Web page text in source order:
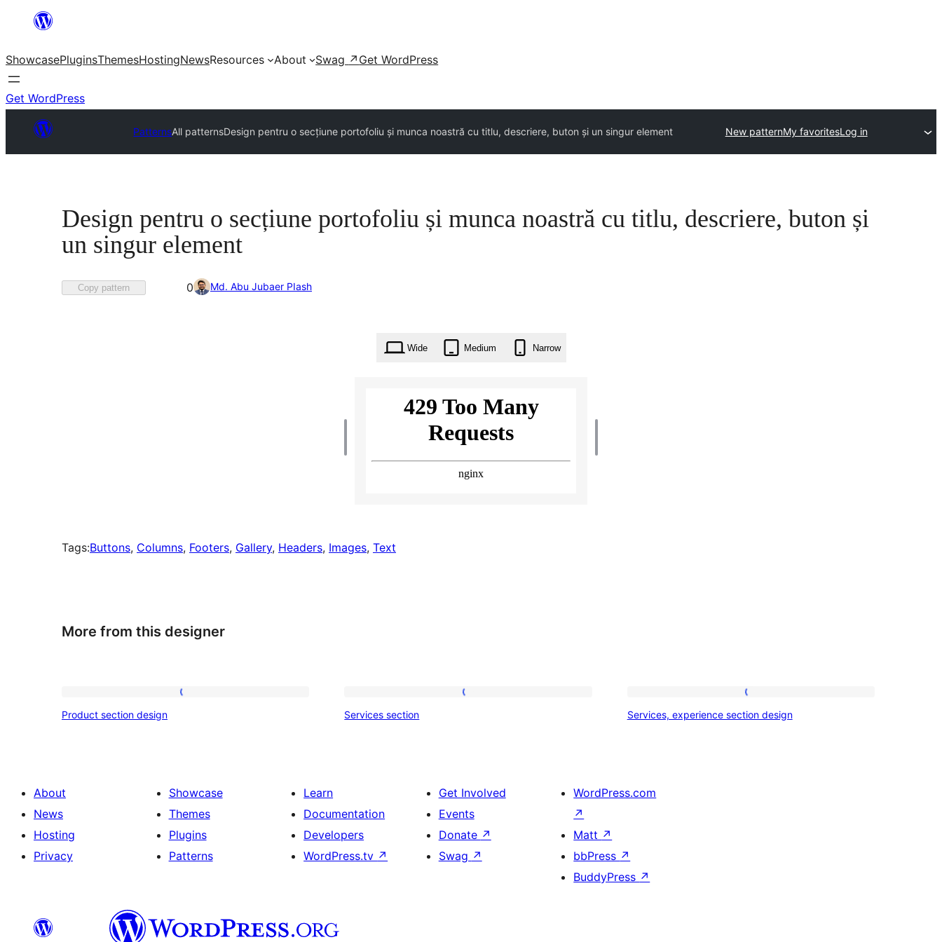
content
ShowcasePluginsThemesHostingNewsResources About Swag ↗ Get WordPress
Get WordPress
PatternsAll patternsDesign pentru o secțiune portofoliu și munca noastră cu titlu, descriere, buton și un singur element New patternMy favoritesLog in
Design pentru o secțiune portofoliu și munca noastră cu titlu, descriere, buton și
un singur element
Copy pattern
Favorited
0 Md. Abu Jubaer PIash
Wide Medium Narrow
Tags:Buttons, Columns, Footers, Gallery, Headers, Images, Text
More from this designer
Product section design Services section
experience
Services, experience section design
About
News
Hosting
Privacy
Showcase
Themes
Plugins
Patterns
Learn
Documentation
Developers
WordPress.tv ↗
Get Involved
Events
Donate ↗
Swag ↗
WordPress.com
↗
Matt ↗
bbPress ↗
BuddyPress ↗